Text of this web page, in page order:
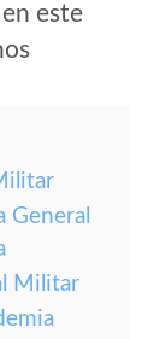
este
General
Militar